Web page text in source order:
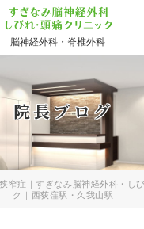
脳神経外科・脊椎外科
院長ブログ
窄症｜すぎなみ脳神経外科・し
ク｜西荻窪駅・久我山駅